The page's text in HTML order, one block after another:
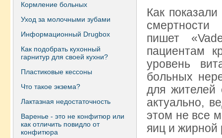
Кормление больных
Уход за молочными зубами
Информационный Drugbox
Как подобрать кухонный
гарнитур для своей кухни?
Пластиковые кессоны
Что такое экзема?
Лактазная недостаточность
Варенье - это не конфитюр или
как отличить повидло от
конфитюра
Как
смертности
пишет
пациентам
уровень
больных
для жителей
актуально,
этом не все
яиц и